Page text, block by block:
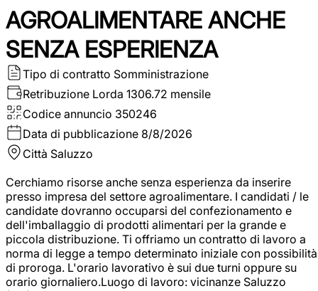
AGROALIMENTARE ANCHE
SENZA ESPERIENZA
Tipo di contratto Somministrazione
Retribuzione Lorda 1306.72 mensile
Codice annuncio 350246
Data di pubblicazione 8/8/2026
Città Saluzzo
Cerchiamo risorse anche senza esperienza da inserire
presso impresa del settore agroalimentare. I candidati / le
candidate dovranno occuparsi del confezionamento e
dell'imballaggio di prodotti alimentari per la grande e
piccola distribuzione. Ti offriamo un contratto di lavoro a
norma di legge a tempo determinato iniziale con possibilità
di proroga. L'orario lavorativo è sui due turni oppure su
orario giornaliero.Luogo di lavoro: vicinanze Saluzzo